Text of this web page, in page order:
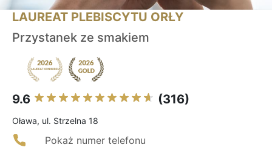
LAUREAT PLEBISCYTU ORŁY
Przystanek ze smakiem
9.6 (316)
Oława, ul. Strzelna 18
Pokaż numer telefonu